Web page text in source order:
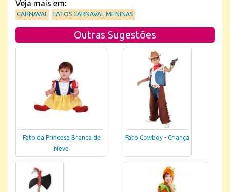
Veja mais em:
CARNAVAL FATOS CARNAVAL MENINAS
Outras Sugestões
Fato da Princesa Branca de
Neve
Fato Cowboy - Criança